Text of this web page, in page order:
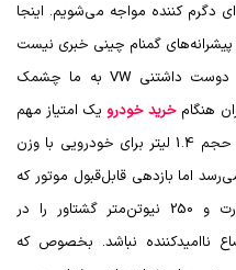
دگرم کننده مواجه می‌شویم. اینجا
گمنام چینی خبری نیست
دوست داشتنیVW به ما چشمک
هنگام خرید خودرو یک امتیاز مهم
و اطمینان‌بخش محسوب می‌شود. البته حجم 1.4 لیتر برای خودرویی با وزن
اما بازدهی قابل‌قبول موتور که
به کمک توربوشارژر 148 اسب‌بخار قدرت و 250 نیوتن‌متر گشتاور را در
ناامیدکننده نباشد. بخصوص که